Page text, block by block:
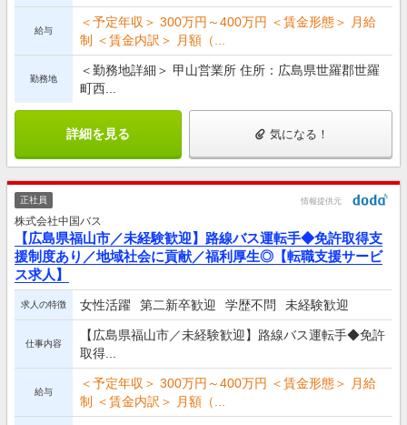
給与
＜予定年収＞ 300万円～400万円 ＜賃金形態＞ 月給
制 ＜賃金内訳＞ 月額（...
勤務地
＜勤務地詳細＞ 甲山営業所 住所：広島県世羅郡世羅
町西...
詳細を見る 気になる！
正社員 情報提供元
株式会社中国バス
【広島県福山市／未経験歓迎】路線バス運転手◆免許取得支
援制度あり／地域社会に貢献／福利厚生◎【転職支援サービ
ス求人】
求人の特徴 女性活躍 第二新卒歓迎 学歴不問 未経験歓迎
仕事内容
【広島県福山市／未経験歓迎】路線バス運転手◆免許
取得...
給与
＜予定年収＞ 300万円～400万円 ＜賃金形態＞ 月給
制 ＜賃金内訳＞ 月額（...